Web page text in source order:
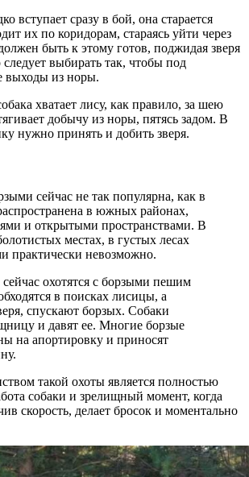
вступает сразу в бой, она старается
их по коридорам, стараясь уйти через
быть к этому готов, поджидая зверя
выбирать так, чтобы под
выходы из норы.
хватает лису, как правило, за шею
добычу из норы, пятясь задом. В
нужно принять и добить зверя.
сейчас не так популярна, как в
в южных районах,
и открытыми пространствами. В
местах, в густых лесах
практически невозможно.
охотятся с борзыми пешим
в поисках лисицы, а
спускают борзых. Собаки
и давят ее. Многие борзые
на апортировку и приносят
такой охоты является полностью
собаки и зрелищный момент, когда
скорость, делает бросок и моментально